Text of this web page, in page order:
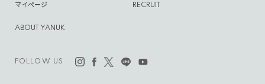
FOLLOW US
マイページ RECRUIT
ABOUT YANUK